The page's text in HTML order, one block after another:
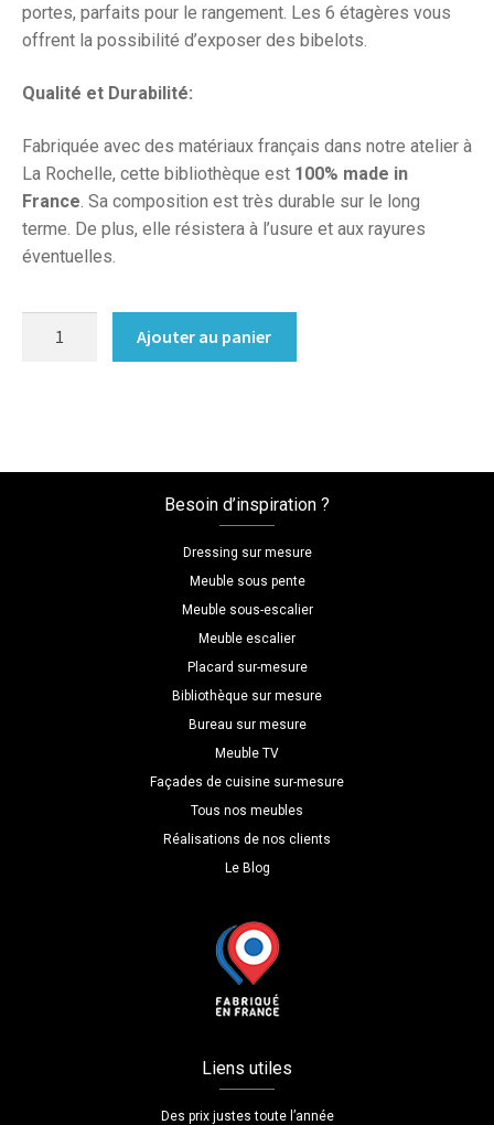
portes, parfaits pour le rangement. Les 6 étagères vous
offrent la possibilité d’exposer des bibelots.
Qualité et Durabilité:
Fabriquée avec des matériaux français dans notre atelier à
La Rochelle, cette bibliothèque est 100% made in
France . Sa composition est très durable sur le long
terme. De plus, elle résistera à l’usure et aux rayures
éventuelles.
Ajouter au panier
Besoin d’inspiration ?
Dressing sur mesure
Meuble sous pente
Meuble sous-escalier
Meuble escalier
Placard sur-mesure
Bibliothèque sur mesure
Bureau sur mesure
Meuble TV
Façades de cuisine sur-mesure
Tous nos meubles
Réalisations de nos clients
Le Blog
Liens utiles
Des prix justes toute l’année